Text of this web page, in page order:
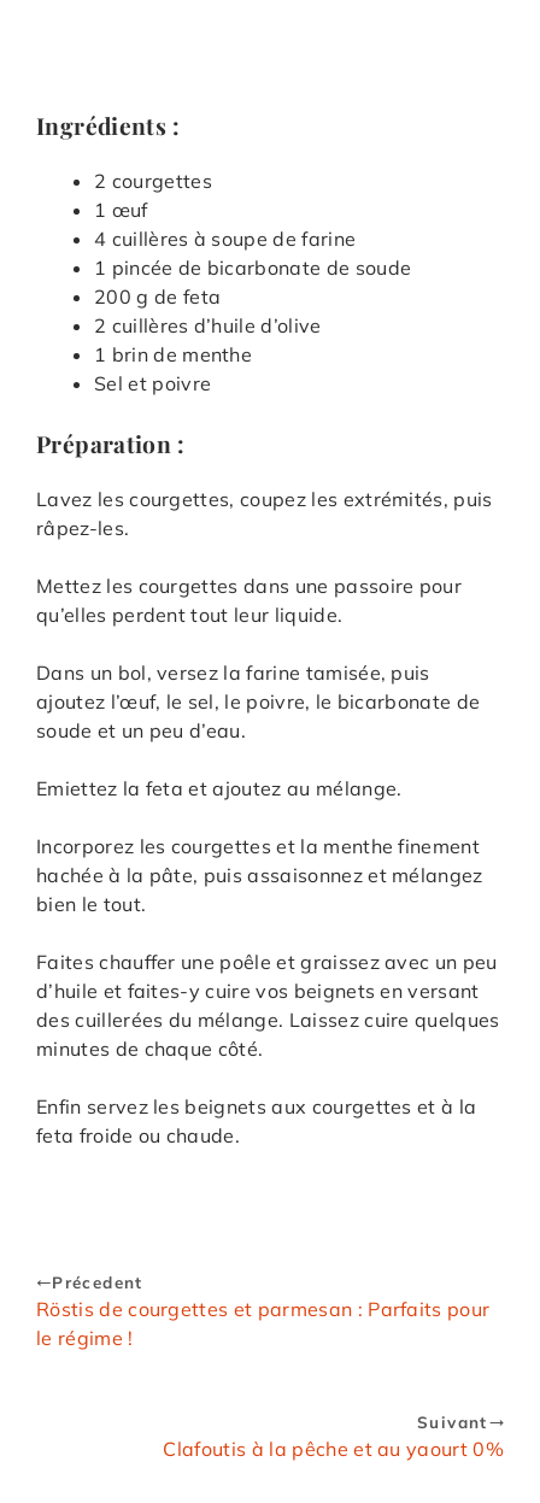
Ingrédients :
2 courgettes
1 œuf
4 cuillères à soupe de farine
1 pincée de bicarbonate de soude
200 g de feta
2 cuillères d’huile d’olive
1 brin de menthe
Sel et poivre
Préparation :
Lavez les courgettes, coupez les extrémités, puis
râpez-les.
Mettez les courgettes dans une passoire pour
qu’elles perdent tout leur liquide.
Dans un bol, versez la farine tamisée, puis
ajoutez l’œuf, le sel, le poivre, le bicarbonate de
soude et un peu d’eau.
Emiettez la feta et ajoutez au mélange.
Incorporez les courgettes et la menthe finement
hachée à la pâte, puis assaisonnez et mélangez
bien le tout.
Faites chauffer une poêle et graissez avec un peu
d’huile et faites-y cuire vos beignets en versant
des cuillerées du mélange. Laissez cuire quelques
minutes de chaque côté.
Enfin servez les beignets aux courgettes et à la
feta froide ou chaude.
Précedent
Röstis de courgettes et parmesan : Parfaits pour
le régime !
Suivant
Clafoutis à la pêche et au yaourt 0%